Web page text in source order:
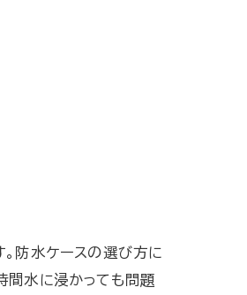
。防水ケースの選び方に
間水に浸かっても問題